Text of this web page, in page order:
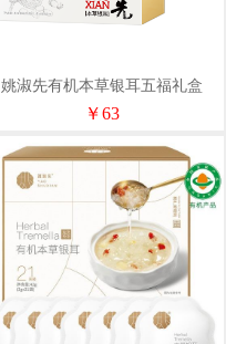
姚淑先有机本草银耳五福礼盒
￥63